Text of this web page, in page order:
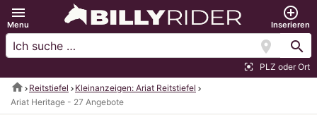
menu
Menu
add_circle_outline
Inserieren
location_on search
center_focus_strong PLZ oder Ort
home Reitstiefel
Kleinanzeigen: Ariat Reitstiefel
Ariat Heritage - 27 Angebote